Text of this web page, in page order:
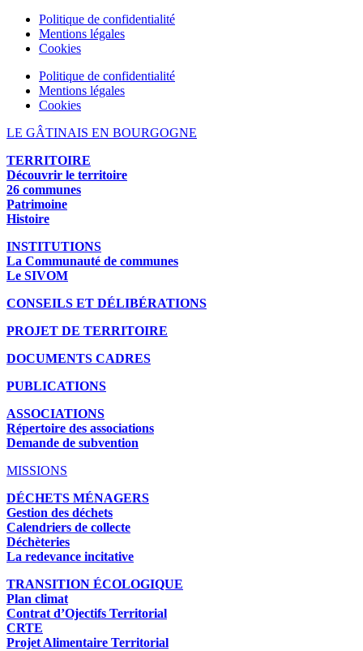
Politique de confidentialité
Mentions légales
Cookies
Politique de confidentialité
Mentions légales
Cookies
LE GÂTINAIS EN BOURGOGNE
TERRITOIRE
Découvrir le territoire
26 communes
Patrimoine
Histoire
INSTITUTIONS
La Communauté de communes
Le SIVOM
CONSEILS ET DÉLIBÉRATIONS
PROJET DE TERRITOIRE
DOCUMENTS CADRES
PUBLICATIONS
ASSOCIATIONS
Répertoire des associations
Demande de subvention
MISSIONS
DÉCHETS MÉNAGERS
Gestion des déchets
Calendriers de collecte
Déchèteries
La redevance incitative
TRANSITION ÉCOLOGIQUE
Plan climat
Contrat d’Ojectifs Territorial
CRTE
Projet Alimentaire Territorial